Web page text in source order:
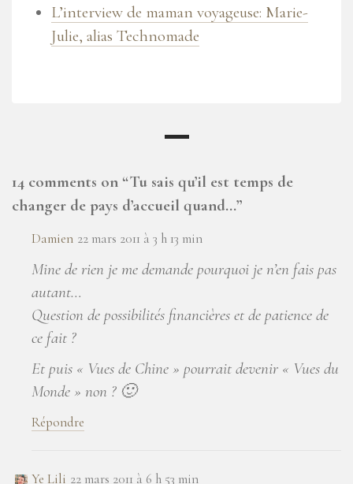
L’interview de maman voyageuse: Marie-
Julie, alias Technomade
14 comments on “Tu sais qu’il est temps de
changer de pays d’accueil quand…”
Damien 22 mars 2011 à 3 h 13 min
Mine de rien je me demande pourquoi je n’en fais pas
autant…
Question de possibilités financières et de patience de
ce fait ?
Et puis « Vues de Chine » pourrait devenir « Vues du
Monde » non ? 🙂
Répondre
Ye Lili 22 mars 2011 à 6 h 53 min